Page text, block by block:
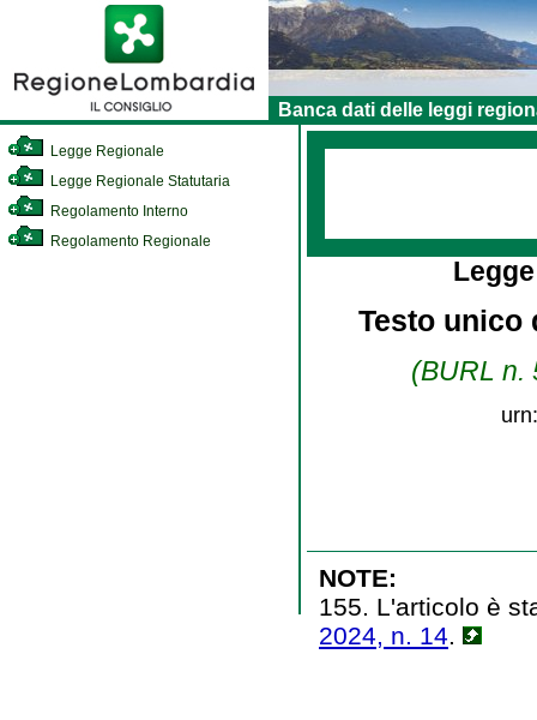
Banca dati delle leggi
Legge Regionale
Legge Regionale Statutaria
Regolamento Interno
Regolamento Regionale
Testo unico
(BURL n.
NOTE:
155. L'articolo è
2024, n. 14.